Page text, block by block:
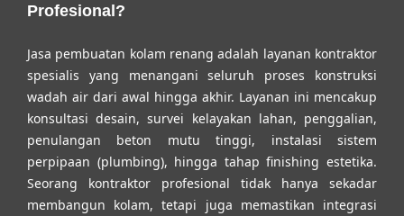
Profesional?
Jasa pembuatan kolam renang adalah layanan kontraktor
spesialis yang menangani seluruh proses konstruksi
wadah air dari awal hingga akhir. Layanan ini mencakup
konsultasi desain, survei kelayakan lahan, penggalian,
penulangan beton mutu tinggi, instalasi sistem
perpipaan (plumbing), hingga tahap finishing estetika.
Seorang kontraktor profesional tidak hanya sekadar
membangun kolam, tetapi juga memastikan integrasi